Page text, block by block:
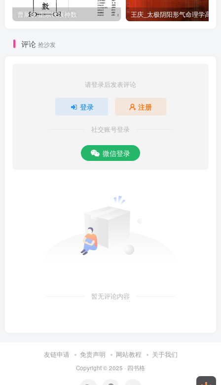
曹展硕-正宗铁版神数
评论 抢沙发
请登录后发表评论
登录 注册
社交账号登录
微信登录
暂无评论内容
友链申请 免责声明 网站教程 关于我们
Copyright © 2025 · 四书格